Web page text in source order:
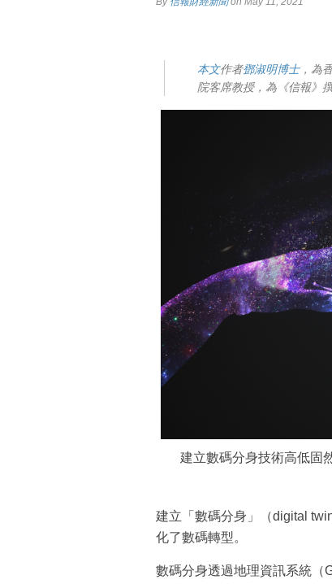
本文作者鄧淑明博士，為
院客席教授，為《信報》
建立數碼分身技術高低固
建立「數碼分身」（digital
化了數碼轉型。
數碼分身透過地理資訊系統（